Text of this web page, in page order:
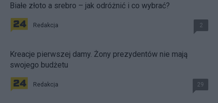
Białe złoto a srebro – jak odróżnić i co wybrać?
Redakcja 2
Kreacje pierwszej damy. Żony prezydentów nie mają
swojego budżetu
Redakcja 29